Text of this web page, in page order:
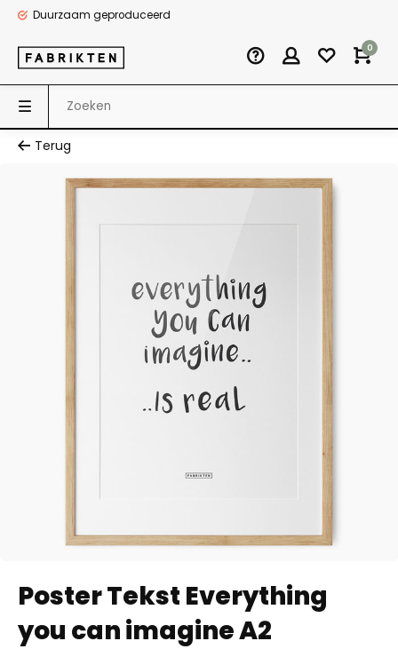
Duurzaam geproduceerd
0
Terug
Poster Tekst Everything
you can imagine A2